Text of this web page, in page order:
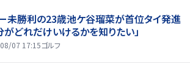
未勝利の23歳池ケ谷瑠菜が首位タイ発進
がどれだけいけるかを知りたい」
07 17:15ゴルフ